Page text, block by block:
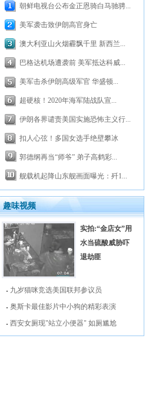
朝鲜电视台公布金正恩骑白马驰骋...
美军袭击致伊朗高官身亡
澳大利亚山火烟霾飘千里 新西兰...
巴格达机场遭袭前 美军抵达科威...
美军击杀伊朗高级军官 华盛顿...
超硬核！2020年海军陆战队宣...
伊朗各界谴责美国实施恐怖主义行...
扣人心弦！多国女选手绝壁攀冰
郭德纲再当“师爷” 弟子高鹤彩...
舰载机起降山东舰画面曝光：歼1...
趣味视频
实拍:“金店女”用
水当硫酸威胁吓
退劫匪
九岁猫咪竞选美国联邦参议员
奥斯卡最佳影片中小狗的精彩表演
西安女厕现"站立小便器" 如厕尴尬